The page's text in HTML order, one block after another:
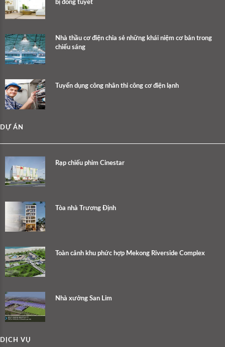
bị đóng tuyết
Nhà thầu cơ điện chia sẻ những khái niệm cơ bản trong
chiếu sáng
Tuyển dụng công nhân thi công cơ điện lạnh
DỰ ÁN
Rạp chiếu phim Cinestar
Tòa nhà Trương Định
Toàn cảnh khu phức hợp Mekong Riverside Complex
Nhà xưởng San Lim
DỊCH VỤ